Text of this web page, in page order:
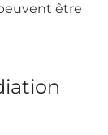
être